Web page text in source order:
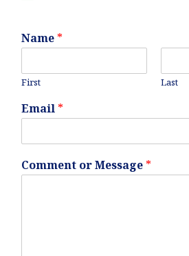
Name *
First Last
Email *
Comment or Message *